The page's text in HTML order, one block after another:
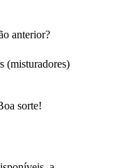
anterior?
(misturadores)
sorte!